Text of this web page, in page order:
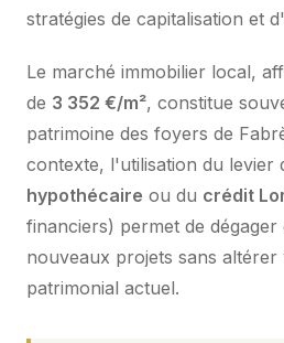
stratégies de capitalisation et
Le marché immobilier local,
de 3 352 €/m², constitue
patrimoine des foyers de
contexte, l'utilisation du levier
hypothécaire ou du crédit
financiers) permet de dégager
nouveaux projets sans altérer
patrimonial actuel.